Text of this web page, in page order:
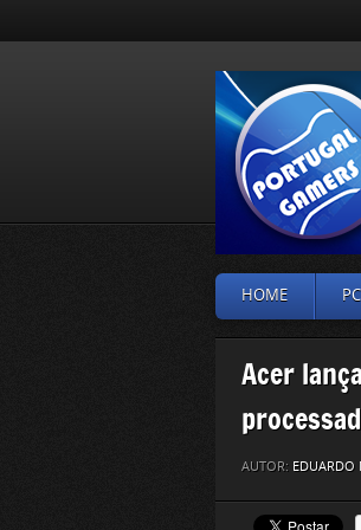
HOME PC
Acer
AUTOR: EDUARDO